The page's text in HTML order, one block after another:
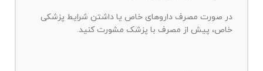
در صورت مصرف داروهای خاص یا داشتن شرایط پزشکی
خاص، پیش از مصرف با پزشک مشورت کنید.